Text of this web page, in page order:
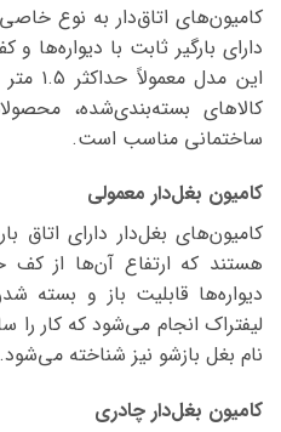
کامیون‌های اتاق‌دار به نوع
دارای بارگیر ثابت با دیواره‌ها
این
کالاهای بسته‌بندی‌شده،
ساختمانی مناسب است.
کامیون بغل‌دار معمولی
کامیون‌های بغل‌دار دارای اتاق
دیواره‌ها قابلیت باز و بسته
لیفتراک انجام می‌شود که کار
نام بغل بازشو نیز شناخته می‌شود.
کامیون بغل‌دار چادری